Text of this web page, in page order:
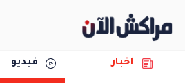
اخبار فيديو